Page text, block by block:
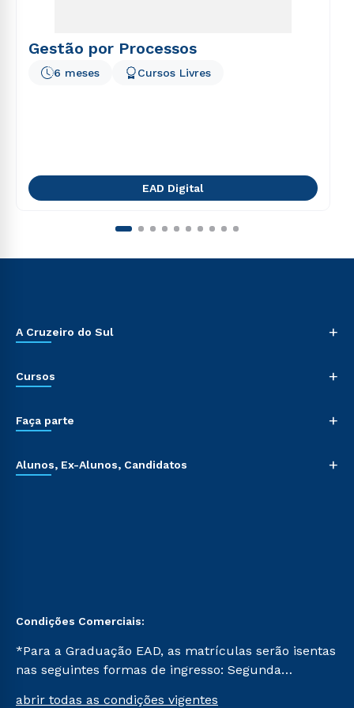
Gestão por Processos
6 meses Cursos Livres
EAD Digital
A Cruzeiro do Sul +
Cursos +
Faça parte +
Alunos, Ex-Alunos, Candidatos +
Condições Comerciais:
*Para a Graduação EAD, as matrículas serão isentas
nas seguintes formas de ingresso: Segunda
abrir todas as condições vigentes